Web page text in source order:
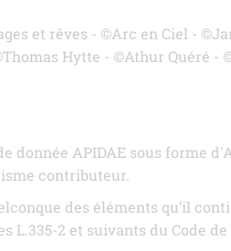
et rêves - ©Arc en Ciel -
Hytte - ©Athur Quéré -
APIDAE sous forme
contributeur.
des éléments qu’il
2 et suivants du Code